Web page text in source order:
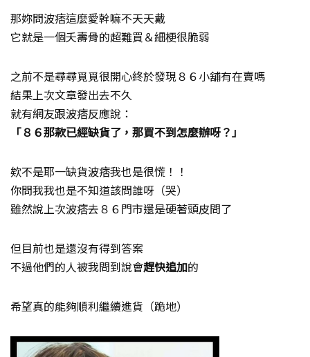
那妳問波痞這麼愛幹嘛不天天戴
它就是一個夭壽骨的超難買＆細梗很脆弱
之前不是尋尋覓覓很開心終於發現８６小舖有在賣嗎
結果上次文章發出去不久
就有網友跟波痞反應說：
「８６那款已經缺貨了，那買不到怎麼辦呀？」
欸不是耶一缺貨波痞我也是很慌！！
你問我我也是不知道該問誰呀（哭）
雖然說上次波痞去８６門市還是硬著頭皮問了
但目前也是還沒有得到答案
不過他們的人被我問到說會趕快追加的
希望真的能夠順利繼續進貨（跪地）